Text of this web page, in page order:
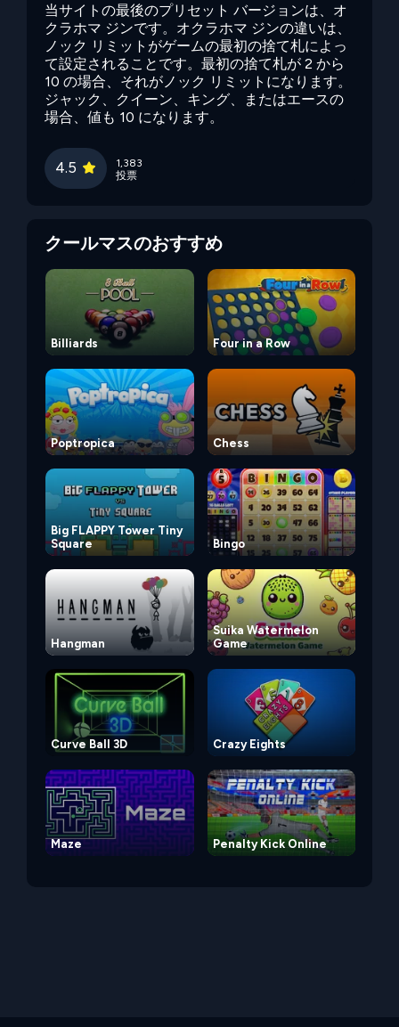
当サイトの最後のプリセット バージョンは、オ
クラホマ ジンです。オクラホマ ジンの違いは、
ノック リミットがゲームの最初の捨て札によっ
て設定されることです。最初の捨て札が 2 から
10 の場合、それがノック リミットになります。
ジャック、クイーン、キング、またはエースの
場合、値も 10 になります。
4.5
1,383
投票
クールマスのおすすめ
Billiards Four in a Row
Poptropica Chess
Big FLAPPY Tower Tiny
Square
Bingo
Hangman
Suika Watermelon
Game
Curve Ball 3D Crazy Eights
Maze Penalty Kick Online